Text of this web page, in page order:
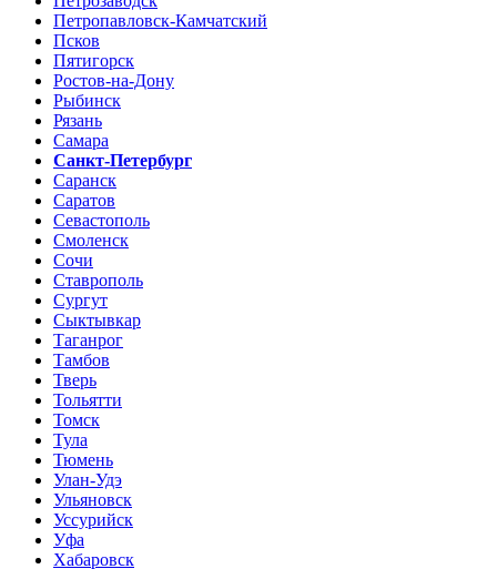
Петропавловск-Камчатский
Псков
Пятигорск
Ростов-на-Дону
Рыбинск
Рязань
Самара
Санкт-Петербург
Саранск
Саратов
Севастополь
Смоленск
Сочи
Ставрополь
Сургут
Сыктывкар
Таганрог
Тамбов
Тверь
Тольятти
Томск
Тула
Тюмень
Улан-Удэ
Ульяновск
Уссурийск
Уфа
Хабаровск